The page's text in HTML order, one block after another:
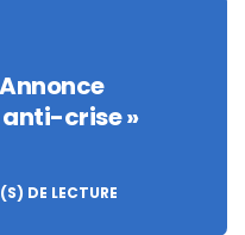
crise »
DE LECTURE